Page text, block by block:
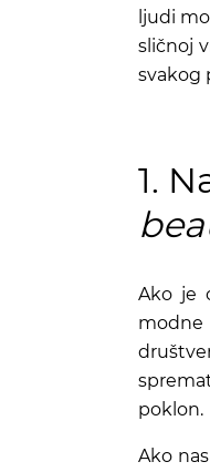
ljudi
sličnoj
svakog
1.
Ako je
modne
poklon.
Ako